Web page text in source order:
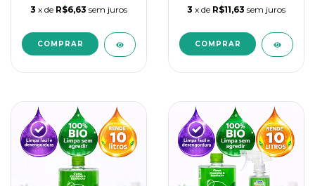
3 x de R$6,63 sem juros
3 x de R$11,63 sem juros